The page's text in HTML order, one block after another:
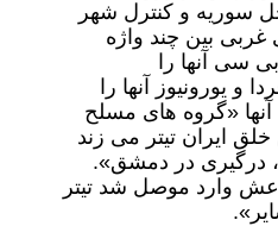
سوریه و کنترل شهر
بین چند واژه
سی آنها را
و یورونیوز آنها را
«گروه های مسلح
ایران تیتر می زند
درگیری در دمشق».
وارد موصل شد تیتر